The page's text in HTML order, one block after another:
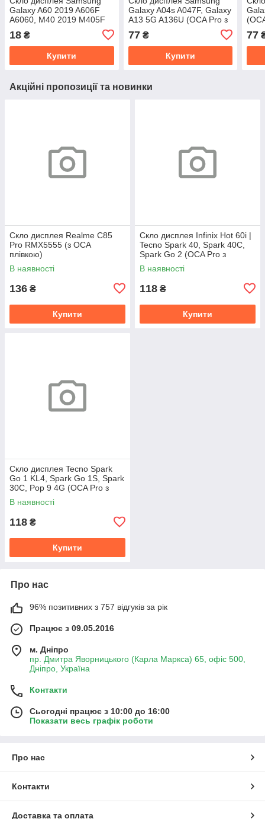
Galaxy A60 2019 A606F
A6060, M40 2019 M405F
18 ₴
Купити
Galaxy A04s A047F, Galaxy
A13 5G A136U (OCA Pro з
77₴
Купити
77
Акційні пропозиції та новинки
Скло дисплея Realme C85
Pro RMX5555 (з OCA
плівкою)
В наявності
136 ₴
Купити
Скло дисплея Infinix Hot 60i |
Tecno Spark 40, Spark 40C,
Spark Go 2 (OCA Pro з
плівкою)
В наявності
118 ₴
Купити
Скло дисплея Tecno Spark
Go 1 KL4, Spark Go 1S, Spark
30C, Pop 9 4G (OCA Pro з
плівкою)
В наявності
118 ₴
Купити
Про нас
96% позитивних з 757 відгуків за рік
Працює з 09.05.2016
м. Дніпро
пр. Дмитра Яворницького (Карла Маркса) 65, офіс 500,
Дніпро, Україна
Контакти
Сьогодні працює з 10:00 до 16:00
Показати весь графік роботи
Про нас
Контакти
Доставка та оплата